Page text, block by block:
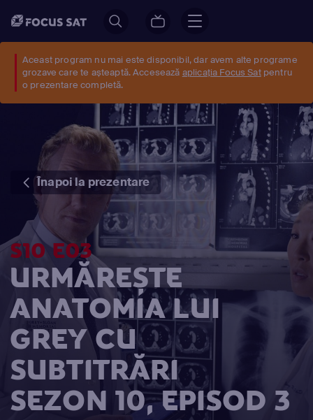
Aceast program nu mai este disponibil, dar avem alte programe
grozave care te așteaptă. Accesează aplicația Focus Satpentru
o prezentare completă.
Înapoi la prezentare
S10 E03
URMĂREȘTE
ANATOMIA LUI
GREY CU
SUBTITRĂRI
SEZON 10, EPISOD 3